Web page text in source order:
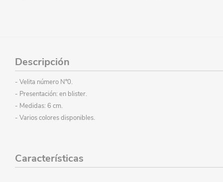
Descripción
- Velita número Nº0.
- Presentación: en blister.
- Medidas: 6 cm.
- Varios colores disponibles.
Características